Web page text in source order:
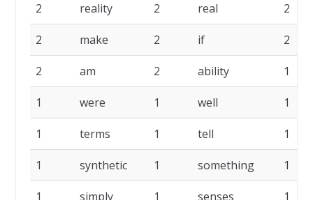
2 reality 2 real 2
2 make 2 if 2
2 am 2 ability 1
1 were 1 well 1
1 terms 1 tell 1
1 synthetic 1 something 1
1 simply 1 senses 1